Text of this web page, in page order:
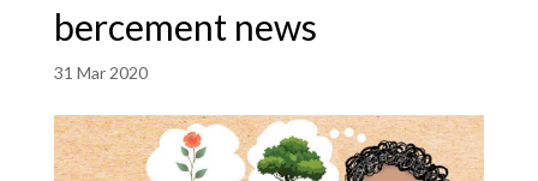
bercement news
31 Mar 2020